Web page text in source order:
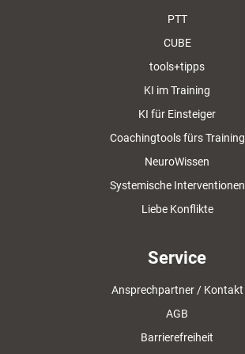
PTT
CUBE
tools+tipps
KI im Training
KI für Einsteiger
Coachingtools fürs Training
NeuroWissen
Systemische Interventionen
Liebe Konflikte
Service
Ansprechpartner / Kontakt
AGB
Barrierefreiheit